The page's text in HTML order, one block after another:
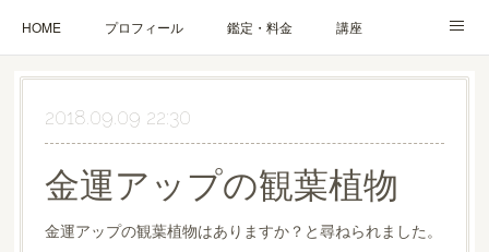
HOME プロフィール 鑑定・料金 講座
ブログ お問合せ・お申込み
2018.09.09 22:30
金運アップの観葉植物
金運アップの観葉植物はありますか？と尋ねられました。